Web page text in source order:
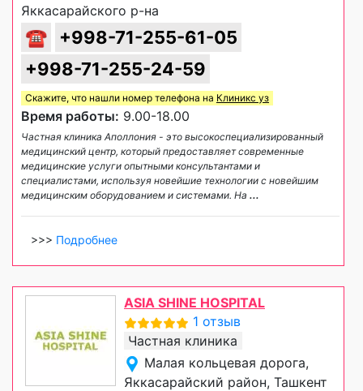
Яккасарайского р-на
☎
+998-71-255-61-05
+998-71-255-24-59
Скажите, что нашли номер телефона на Клиникс уз
Время работы: 9.00-18.00
Частная клиника Аполлония - это высокоспециализированный
медицинский центр, который предоставляет современные
медицинские услуги опытными консультантами и
специалистами, используя новейшие технологии с новейшим
медицинским оборудованием и системами. На ...
>>> Подробнее
ASIA SHINE HOSPITAL
1 отзыв
Частная клиника
Малая кольцевая дорога,
Яккасарайский район, Ташкент